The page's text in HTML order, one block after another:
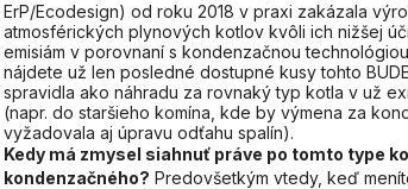
ErP/Ecodesign) od roku 2018 v praxi zakázala
atmosférických plynových kotlov kvôli ich nižšej
emisiám v porovnaní s kondenzačnou
nájdete už len posledné dostupné kusy tohto
spravidla ako náhradu za rovnaký typ kotla v už
(napr. do staršieho komína, kde by výmena za
vyžadovala aj úpravu odťahu spalín).
Kedy má zmysel siahnuť práve po tomto type
kondenzačného? Predovšetkým vtedy, keď